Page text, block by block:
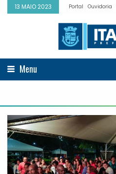
13 MAIO 2023 Portal Ouvidoria
Menu